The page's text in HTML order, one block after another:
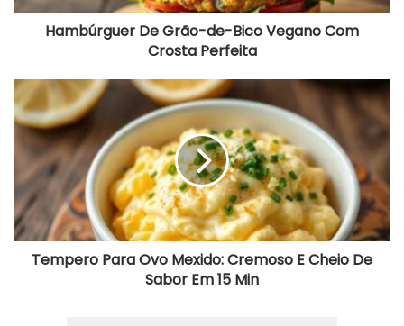
Hambúrguer De Grão-de-Bico Vegano Com
Crosta Perfeita
Tempero
Para
Ovo
Mexido:
Cremoso
Cheio
De
Sabor
Em
15
Tempero Para Ovo Mexido: Cremoso E Cheio De
Sabor Em 15 Min